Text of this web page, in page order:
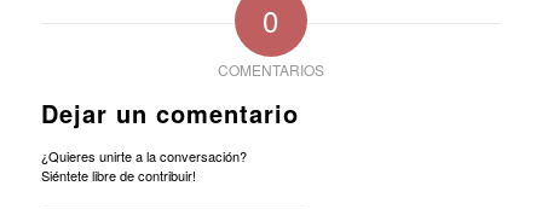
0
COMENTARIOS
Dejar un comentario
¿Quieres unirte a la conversación?
Siéntete libre de contribuir!